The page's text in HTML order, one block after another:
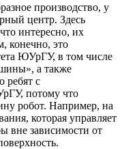
производство, у
центр. Здесь
интересно, их
конечно, это
ЮУрГУ, в том числе
а также
ребят с
потому что
робот. Например, на
которая управляет
вне зависимости от